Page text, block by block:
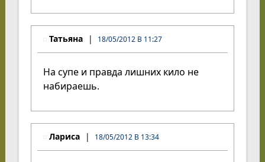
Татьяна 18/05/2012 В 11:27
На супе и правда лишних кило не
набираешь.
Лариса 18/05/2012 В 13:34